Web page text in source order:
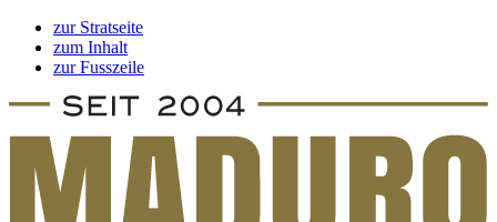
zur Stratseite
zum Inhalt
zur Fusszeile